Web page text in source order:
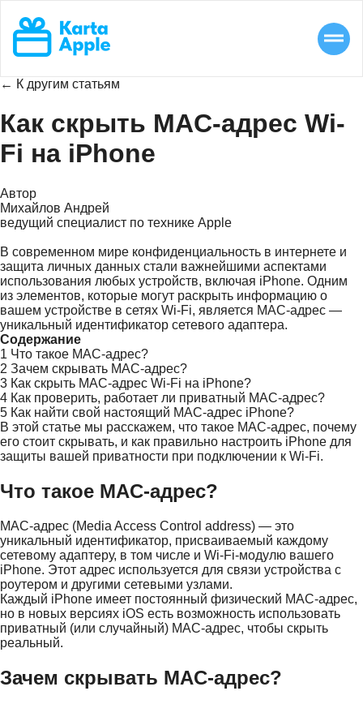
← К другим статьям
Как скрыть MAC-адрес Wi-
Fi на iPhone
Автор
Михайлов Андрей
ведущий специалист по технике Apple
В современном мире конфиденциальность в интернете и
защита личных данных стали важнейшими аспектами
использования любых устройств, включая iPhone. Одним
из элементов, которые могут раскрыть информацию о
вашем устройстве в сетях Wi-Fi, является MAC-адрес —
уникальный идентификатор сетевого адаптера.
Содержание
1 Что такое MAC-адрес?
2 Зачем скрывать MAC-адрес?
3 Как скрыть MAC-адрес Wi-Fi на iPhone?
4 Как проверить, работает ли приватный MAC-адрес?
5 Как найти свой настоящий MAC-адрес iPhone?
В этой статье мы расскажем, что такое MAC-адрес, почему
его стоит скрывать, и как правильно настроить iPhone для
защиты вашей приватности при подключении к Wi-Fi.
Что такое MAC-адрес?
MAC-адрес (Media Access Control address) — это
уникальный идентификатор, присваиваемый каждому
сетевому адаптеру, в том числе и Wi-Fi-модулю вашего
iPhone. Этот адрес используется для связи устройства с
роутером и другими сетевыми узлами.
Каждый iPhone имеет постоянный физический MAC-адрес,
но в новых версиях iOS есть возможность использовать
приватный (или случайный) MAC-адрес, чтобы скрыть
реальный.
Зачем скрывать MAC-адрес?